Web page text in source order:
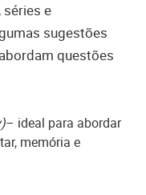
séries e
sugestões
questões
– ideal para abordar
memória e